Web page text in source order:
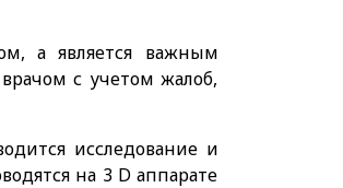
а является важным
с учетом жалоб,
исследование и
на 3 D аппарате